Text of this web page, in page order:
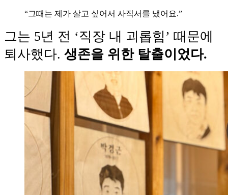
“그때는 제가 살고 싶어서 사직서를 냈어요.”
그는 5년 전 ‘직장 내 괴롭힘’ 때문에
퇴사했다. 생존을 위한 탈출이었다.